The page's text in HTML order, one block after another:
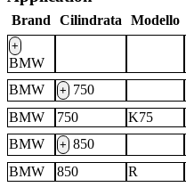
Brand Cilindrata Modello
+
BMW
BMW
+ 750
BMW
750 K75
BMW
+ 850
BMW
850 R